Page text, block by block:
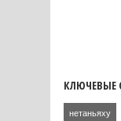
КЛЮЧЕВЫЕ
нетаньяху